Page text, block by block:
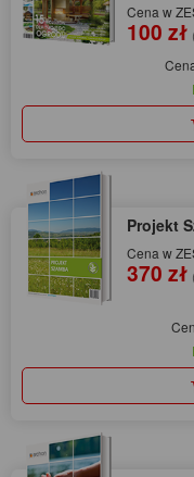
Cena w
100 zł
Projekt
Cena w
370 zł